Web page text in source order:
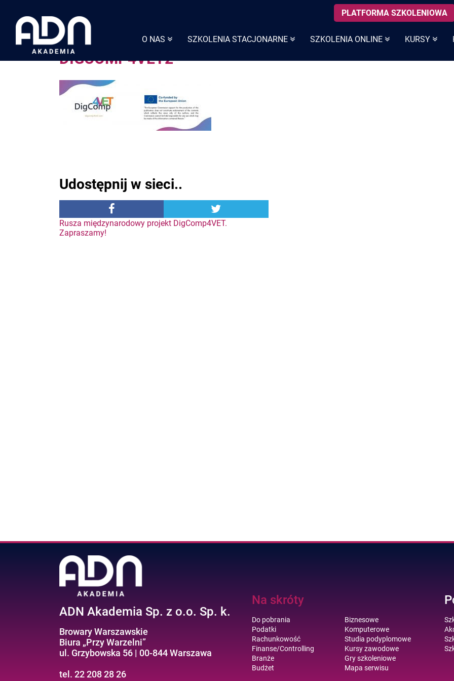
O NAS SZKOLENIA STACJONARNE SZKOLENIA ONLINE KURSY
content
PLATFORMA SZKOLENIOWA
DIGCOMP4VET2
Udostępnij w sieci..
Nawigacja
Rusza międzynarodowy projekt DigComp4VET.
Zapraszamy!
ADN Akademia Sp. z o.o. Sp. k.
Browary Warszawskie
Biura „Przy Warzelni”
ul. Grzybowska 56 | 00-844 Warszawa
tel. 22 208 28 26
Na skróty
Do pobrania
Podatki
Rachunkowość
Finanse/Controlling
Branże
Budżet
Biznesowe
Komputerowe
Studia podyplomowe
Kursy zawodowe
Gry szkoleniowe
Mapa serwisu